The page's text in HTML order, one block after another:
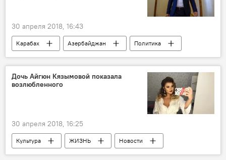
30 апреля 2018, 16:43
Карабах Азербайджан
Политика
АНАЛИТИКА
Новости
Россия
Армения
Виталий Арьков
Никол Пашинян
Дочь Айгюн Кязымовой показала
возлюбленного
30 апреля 2018, 16:25
Культура ЖИЗНЬ
Новости
Айгюн Кязымова
Дочь